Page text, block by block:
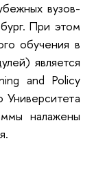
вузов-
При этом
обучения в
является
and Policy
Университета
налажены